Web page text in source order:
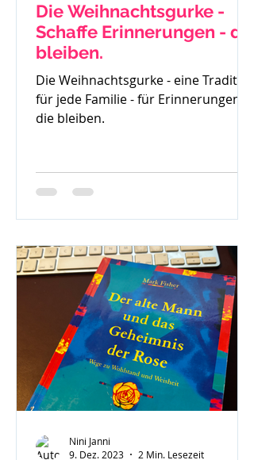
Die Weihnachtsgurke -
Schaffe Erinnerungen - die
bleiben.
Die Weihnachtsgurke - eine Tradition
für jede Familie - für Erinnerungen
die bleiben.
Nini Janni
9. Dez. 2023
2 Min. Lesezeit